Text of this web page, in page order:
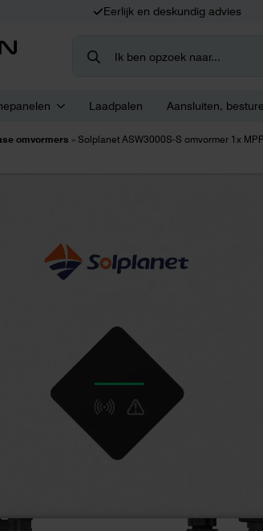
Eerlijk en deskundig advies
for:
Laadpalen Aansluiten,
omvormers » Solplanet ASW3000S-S omvormer 1x